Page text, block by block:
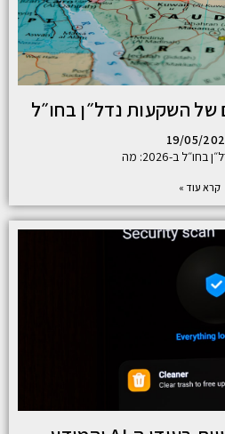
של השקעות נדל״ן בחו״ל
19/05/
ב-2026: מה
קרא עוד »